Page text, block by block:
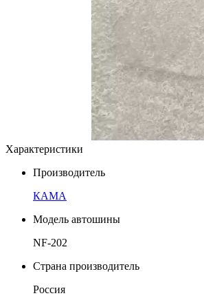
Характеристики
Производитель
КАМА
Модель автошины
NF-202
Страна производитель
Россия